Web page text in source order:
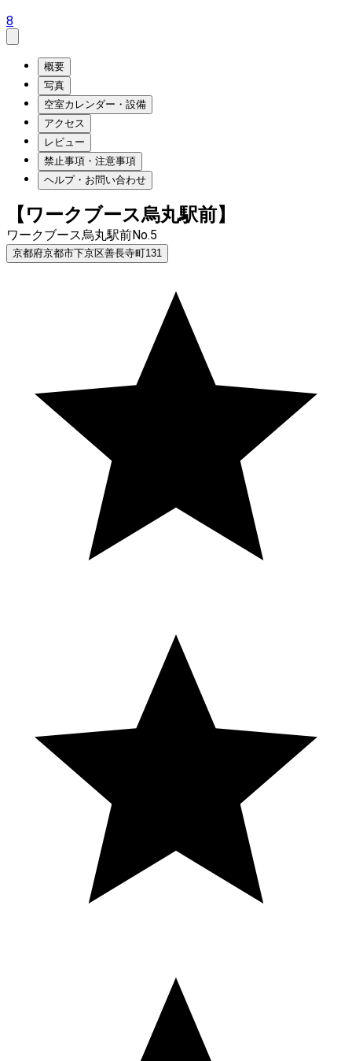
8
概要
写真
空室カレンダー・設備
アクセス
レビュー
禁止事項・注意事項
ヘルプ・お問い合わせ
【ワークブース烏丸駅前】
ワークブース烏丸駅前No.5
京都府京都市下京区善長寺町131